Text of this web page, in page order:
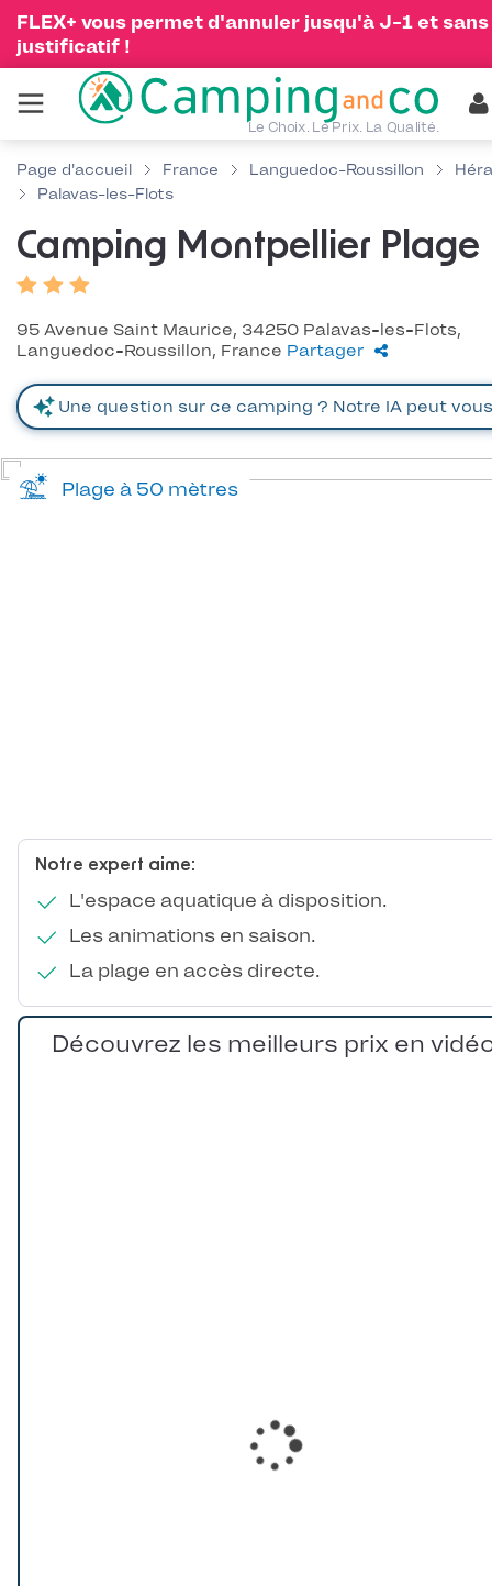
FLEX+ vous permet d'annuler jusqu'à J-1 et sans
justificatif !
Le Choix. Le Prix. La Qualité.
Page d'accueil France Languedoc-Roussillon
Palavas-les-Flots
Camping Montpellier Plage
95 Avenue Saint Maurice, 34250 Palavas-les-Flots,
Languedoc-Roussillon, France Partager
Notre expert aime:
L'espace aquatique à disposition.
Les animations en saison.
La plage en accès directe.
Plage à 50 mètres
Découvrez les meilleurs prix en